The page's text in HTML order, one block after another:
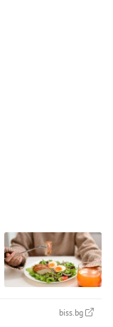
biss.bg